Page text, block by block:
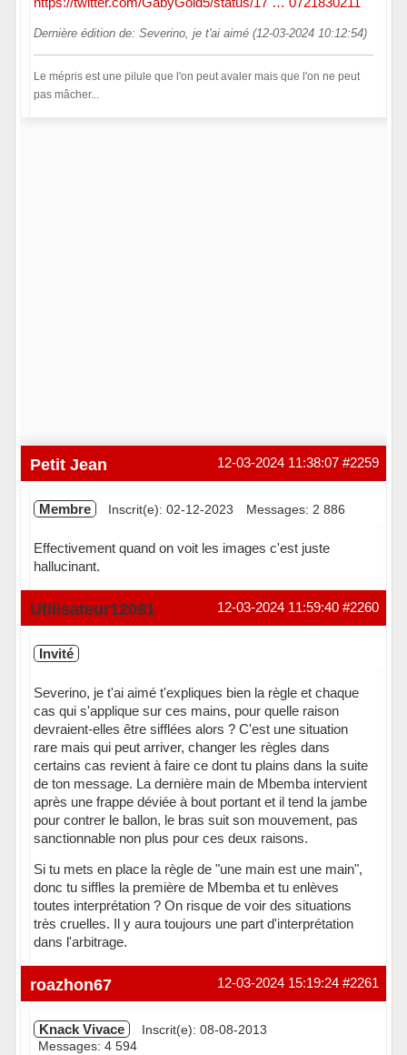
Dernière édition de: Severino, je t'ai aimé (12-03-2024 10:12:54)
Le mépris est une pilule que l'on peut avaler mais que l'on ne peut
pas mâcher...
#2259
12-03-2024 11:38:07
Petit Jean
Membre Inscrit(e): 02-12-2023 Messages: 2 886
Effectivement quand on voit les images c'est juste
hallucinant.
Hors ligne #2260
12-03-2024 11:59:40
Utilisateur12081
Invité
Severino, je t'ai aimé t'expliques bien la règle et chaque
cas qui s'applique sur ces mains, pour quelle raison
devraient-elles être sifflées alors ? C'est une situation
rare mais qui peut arriver, changer les règles dans
certains cas revient à faire ce dont tu plains dans la suite
de ton message. La dernière main de Mbemba intervient
après une frappe déviée à bout portant et il tend la jambe
pour contrer le ballon, le bras suit son mouvement, pas
sanctionnable non plus pour ces deux raisons.
Si tu mets en place la règle de "une main est une main",
donc tu siffles la première de Mbemba et tu enlèves
toutes interprétation ? On risque de voir des situations
très cruelles. Il y aura toujours une part d'interprétation
dans l'arbitrage.
#2261
12-03-2024 15:19:24
roazhon67
Knack Vivace
Inscrit(e): 08-08-2013
Messages: 4 594